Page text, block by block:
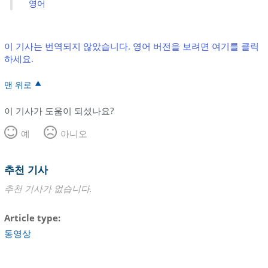
영어
이 기사는 번역되지 않았습니다. 영어 버전을 보려면 여기를 클릭
하세요.
맨 위로
이 기사가 도움이 되셨나요?
예
아니오
추천 기사
추천 기사가 없습니다.
Article type
동영상